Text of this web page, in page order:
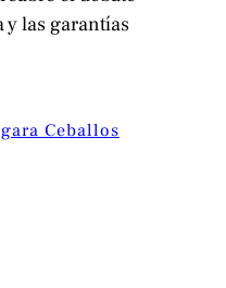
y las garantías
Ceballos